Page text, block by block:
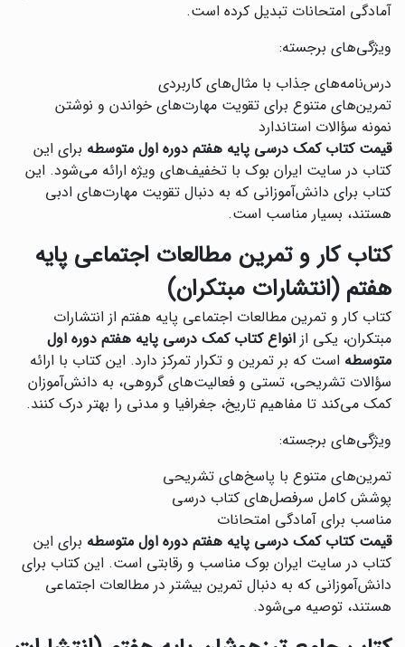
آمادگی امتحانات تبدیل کرده است.
ویژگی‌های برجسته:
درس‌نامه‌های جذاب با مثال‌های کاربردی
تمرین‌های متنوع برای تقویت مهارت‌های خواندن و نوشتن
نمونه سؤالات استاندارد
قیمت کتاب کمک درسی پایه هفتم دوره اول متوسطه برای این
کتاب در سایت ایران بوک با تخفیف‌های ویژه ارائه می‌شود. این
کتاب برای دانش‌آموزانی که به دنبال تقویت مهارت‌های ادبی
هستند، بسیار مناسب است.
کتاب کار و تمرین مطالعات اجتماعی پایه
هفتم (انتشارات مبتکران)
کتاب کار و تمرین مطالعات اجتماعی پایه هفتم از انتشارات
مبتکران، یکی از انواع کتاب کمک درسی پایه هفتم دوره اول
متوسطه است که بر تمرین و تکرار تمرکز دارد. این کتاب با ارائه
سؤالات تشریحی، تستی و فعالیت‌های گروهی، به دانش‌آموزان
کمک می‌کند تا مفاهیم تاریخ، جغرافیا و مدنی را بهتر درک کنند.
ویژگی‌های برجسته:
تمرین‌های متنوع با پاسخ‌های تشریحی
پوشش کامل سرفصل‌های کتاب درسی
مناسب برای آمادگی امتحانات
قیمت کتاب کمک درسی پایه هفتم دوره اول متوسطه برای این
کتاب در سایت ایران بوک مناسب و رقابتی است. این کتاب برای
دانش‌آموزانی که به دنبال تمرین بیشتر در مطالعات اجتماعی
هستند، توصیه می‌شود.